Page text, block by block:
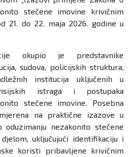
stečene imovine krivičnim
21. do 22. maja 2026. godine u
okupio je predstavnike
sudova, policijskih struktura,
institucija uključenih u
istraga i postupaka
stečene imovine. Posebna
na praktične izazove u
oduzimanju nezakonito stečene
uključujući identifikaciju i
koristi pribavljene krivičnim